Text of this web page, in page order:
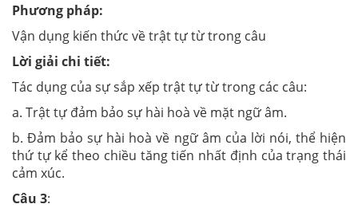
Phương pháp:
Vận dụng kiến thức về trật tự từ trong câu
Lời giải chi tiết:
Tác dụng của sự sắp xếp trật tự từ trong các câu:
a. Trật tự đảm bảo sự hài hoà về mặt ngữ âm.
b. Đảm bảo sự hài hoà về ngữ âm của lời nói, thể hiện
thứ tự kể theo chiều tăng tiến nhất định của trạng thái
cảm xúc.
Câu 3: